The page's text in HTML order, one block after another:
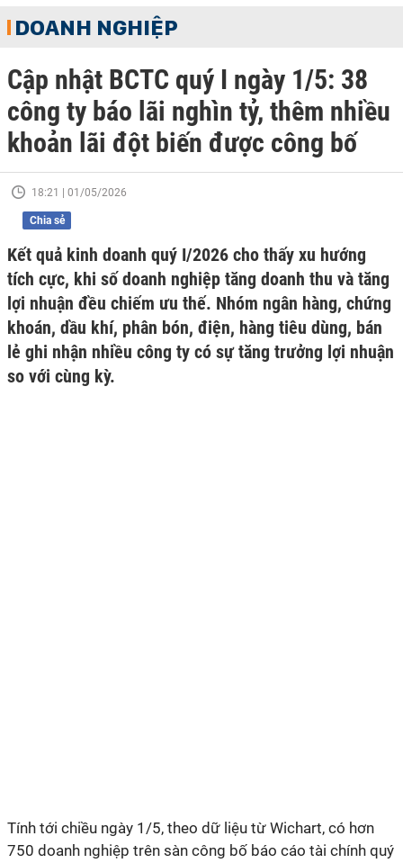
DOANH NGHIỆP
Cập nhật BCTC quý I ngày 1/5: 38
công ty báo lãi nghìn tỷ, thêm nhiều
khoản lãi đột biến được công bố
18:21 | 01/05/2026
Chia sẻ
Kết quả kinh doanh quý I/2026 cho thấy xu hướng
tích cực, khi số doanh nghiệp tăng doanh thu và tăng
lợi nhuận đều chiếm ưu thế. Nhóm ngân hàng, chứng
khoán, dầu khí, phân bón, điện, hàng tiêu dùng, bán
lẻ ghi nhận nhiều công ty có sự tăng trưởng lợi nhuận
so với cùng kỳ.
Tính tới chiều ngày 1/5, theo dữ liệu từ Wichart, có hơn
750 doanh nghiệp trên sàn công bố báo cáo tài chính quý